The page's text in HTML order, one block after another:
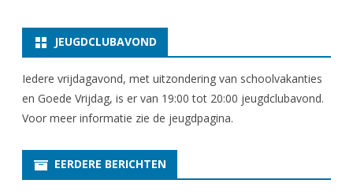
d
e
8
JEUGDCLUBAVOND
Iedere vrijdagavond, met uitzondering van schoolvakanties
en Goede Vrijdag, is er van 19:00 tot 20:00 jeugdclubavond.
Voor meer informatie zie de jeugdpagina.
EERDERE BERICHTEN